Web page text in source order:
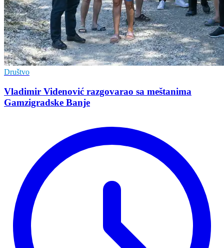
Društvo
Vladimir Vidеnović razgovarao sa mеštanima
Gamzigradskе Banjе